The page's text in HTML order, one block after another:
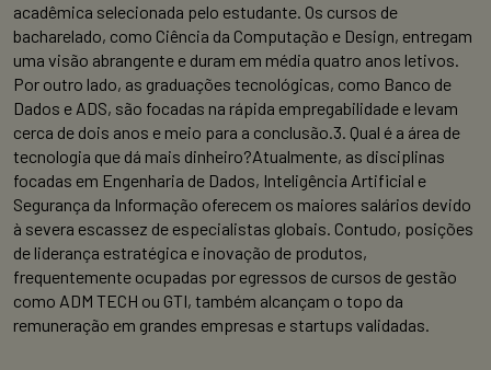
acadêmica selecionada pelo estudante. Os cursos de
bacharelado, como Ciência da Computação e Design, entregam
uma visão abrangente e duram em média quatro anos letivos.
Por outro lado, as graduações tecnológicas, como Banco de
Dados e ADS, são focadas na rápida empregabilidade e levam
cerca de dois anos e meio para a conclusão.3. Qual é a área de
tecnologia que dá mais dinheiro?Atualmente, as disciplinas
focadas em Engenharia de Dados, Inteligência Artificial e
Segurança da Informação oferecem os maiores salários devido
à severa escassez de especialistas globais. Contudo, posições
de liderança estratégica e inovação de produtos,
frequentemente ocupadas por egressos de cursos de gestão
como ADM TECH ou GTI, também alcançam o topo da
remuneração em grandes empresas e startups validadas.